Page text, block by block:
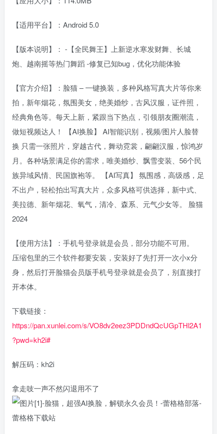
【适用平台】：Android 5.0
【版本说明】： -【全民舞王】上新逆水寒发财舞、长城
炮、越南摇等热门舞蹈 -修复已知bug，优化功能体验
【官方介绍】：脸猫 – 一键换装，多种风格写真大片等你来
拍，新年烟花，氛围美女，绝美婚纱，古风汉服，证件照，
经典角色等。每天上新，紧跟当下热点，引领朋友圈潮流，
做短视频达人！ 【AI换脸】 AI智能识别，视频/图片人脸替
换 只需一张照片，穿越古代，舞动霓裳，翩翩汉服，惊鸿岁
月。各种场景满足你的需求，唯美婚纱、飘雪变装、56个民
族异域风情、民国旗袍等。 【AI写真】 氛围感，高级感，足
不出户，轻松拍出写真大片，众多风格可供选择，新中式、
美拉德、新年烟花、氧气，清冷、森系、元气少女等。 脸猫
2024
【使用方法】：手机号登录就是会员，部分功能不可用。
压缩包里的三个软件都要安装，安装好了先打开一次小x分
身，然后打开脸猫会员版手机号登录就是会员了，别直接打
开本体。
下载链接：
https://pan.xunlei.com/s/VO8dv2eez3PDDndQcUGpTHl2A1
?pwd=kh2i#
解压码：kh2i
拿走吱一声不然闪退用不了